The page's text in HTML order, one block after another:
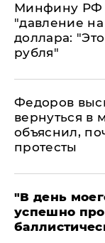
Минфину РФ
"давление на
доллара:
рубля"
Федоров
вернуться в
объяснил,
протесты
​"В день
успешно